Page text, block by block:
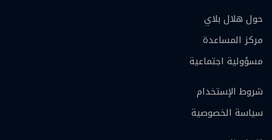
حول هلال بلاي
مركز المساعدة
مسؤولية اجتماعية
شروط الإستخدام
سياسة الخصوصية